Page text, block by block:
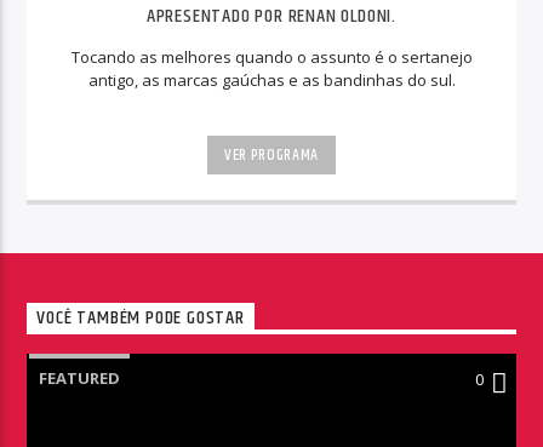
APRESENTADO POR RENAN OLDONI.
Tocando as melhores quando o assunto é o sertanejo
antigo, as marcas gaúchas e as bandinhas do sul.
VER PROGRAMA
VOCÊ TAMBÉM PODE GOSTAR
FEATURED 0